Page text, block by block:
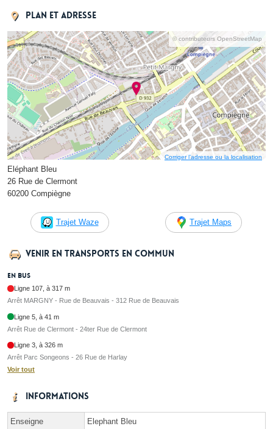
Plan et adresse
© contributeurs OpenStreetMap
Corriger l’adresse ou la localisation
Eléphant Bleu
26 Rue de Clermont
60200 Compiègne
Trajet Waze Trajet Maps
Venir en transports en commun
En bus
Ligne 107, à 317 m
Arrêt MARGNY - Rue de Beauvais - 312 Rue de Beauvais
Ligne 5, à 41 m
Arrêt Rue de Clermont - 24ter Rue de Clermont
Ligne 3, à 326 m
Arrêt Parc Songeons - 26 Rue de Harlay
Voir tout
Informations
Enseigne Elephant Bleu